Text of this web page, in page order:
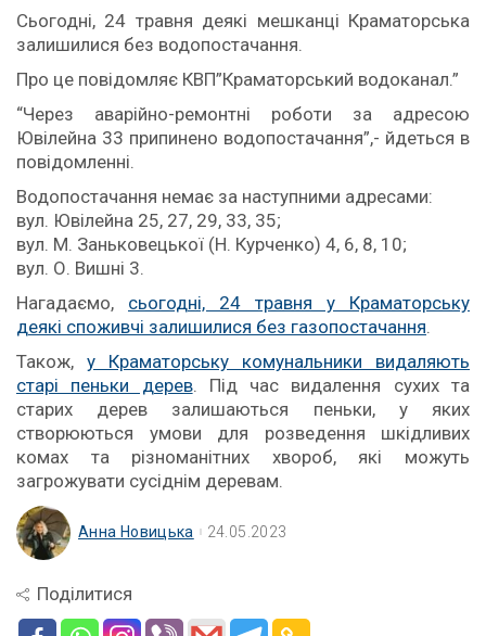
Сьогодні, 24 травня деякі мешканці Краматорська
залишилися без водопостачання.
Про це повідомляє КВП”Краматорський водоканал.”
“Через аварійно-ремонтні роботи за адресою
Ювілейна 33 припинено водопостачання”,- йдеться в
повідомленні.
Водопостачання немає за наступними адресами:
вул. Ювілейна 25, 27, 29, 33, 35;
вул. М. Заньковецької (Н. Курченко) 4, 6, 8, 10;
вул. О. Вишні 3.
Нагадаємо, сьогодні, 24 травня у Краматорську
деякі споживчі залишилися без газопостачання.
Також, у Краматорську комунальники видаляють
старі пеньки дерев. Під час видалення сухих та
старих дерев залишаються пеньки, у яких
створюються умови для розведення шкідливих
комах та різноманітних хвороб, які можуть
загрожувати сусіднім деревам.
Анна Новицька 24.05.2023
Поділитися